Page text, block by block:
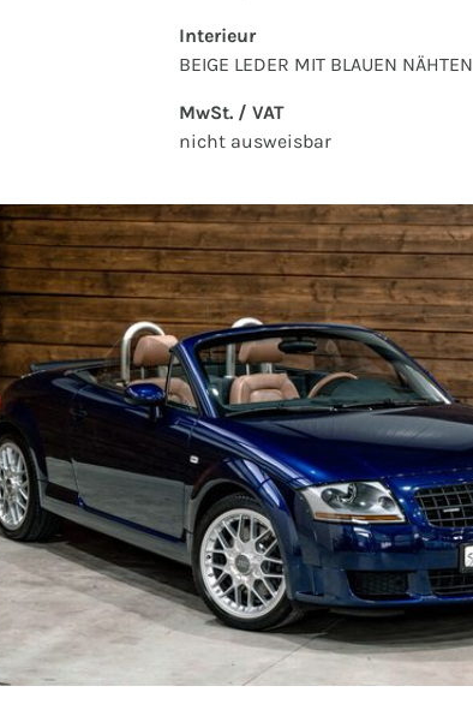
Interieur
BEIGE LEDER MIT BLAUEN NÄHTEN
MwSt. / VAT
nicht ausweisbar